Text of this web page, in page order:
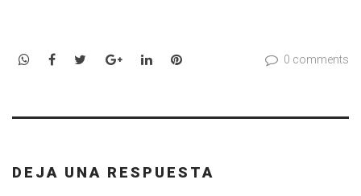
WhatsApp
Facebook
TwitterGoogle+LinkedInPinterest 0 comments
DEJA UNA RESPUESTA